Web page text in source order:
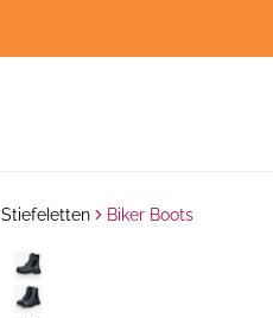
Stiefeletten Biker Boots